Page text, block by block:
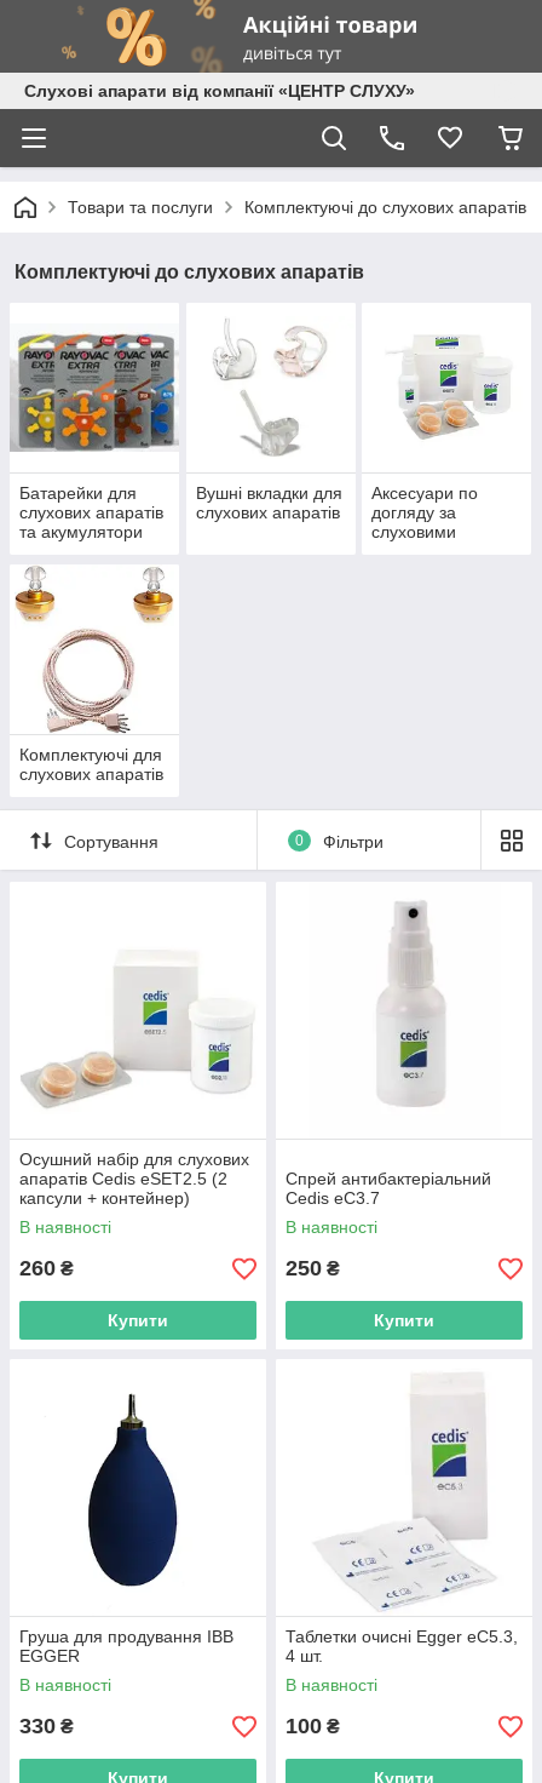
Слухові апарати від компанії «ЦЕНТР СЛУХУ»
Товари та послуги Комплектуючі до слухових апаратів
Комплектуючі до слухових апаратів
Батарейки для
слухових апаратів
та акумулятори
Вушні вкладки для
слухових апаратів
Аксесуари по
догляду за
слуховими
Комплектуючі для
слухових апаратів
Сортування 0 Фільтри
Осушний набір для слухових
апаратів Сedis eSET2.5 (2
капсули + контейнер)
В наявності
260 ₴
Купити
Спрей антибактеріальний
Cedis eC3.7
В наявності
250 ₴
Купити
Груша для продування ІВВ
EGGER
В наявності
330 ₴
Купити
Таблетки очисні Egger eC5.3,
4 шт.
В наявності
100 ₴
Купити